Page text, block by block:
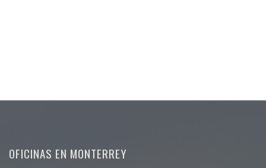
OFICINAS EN MONTERREY